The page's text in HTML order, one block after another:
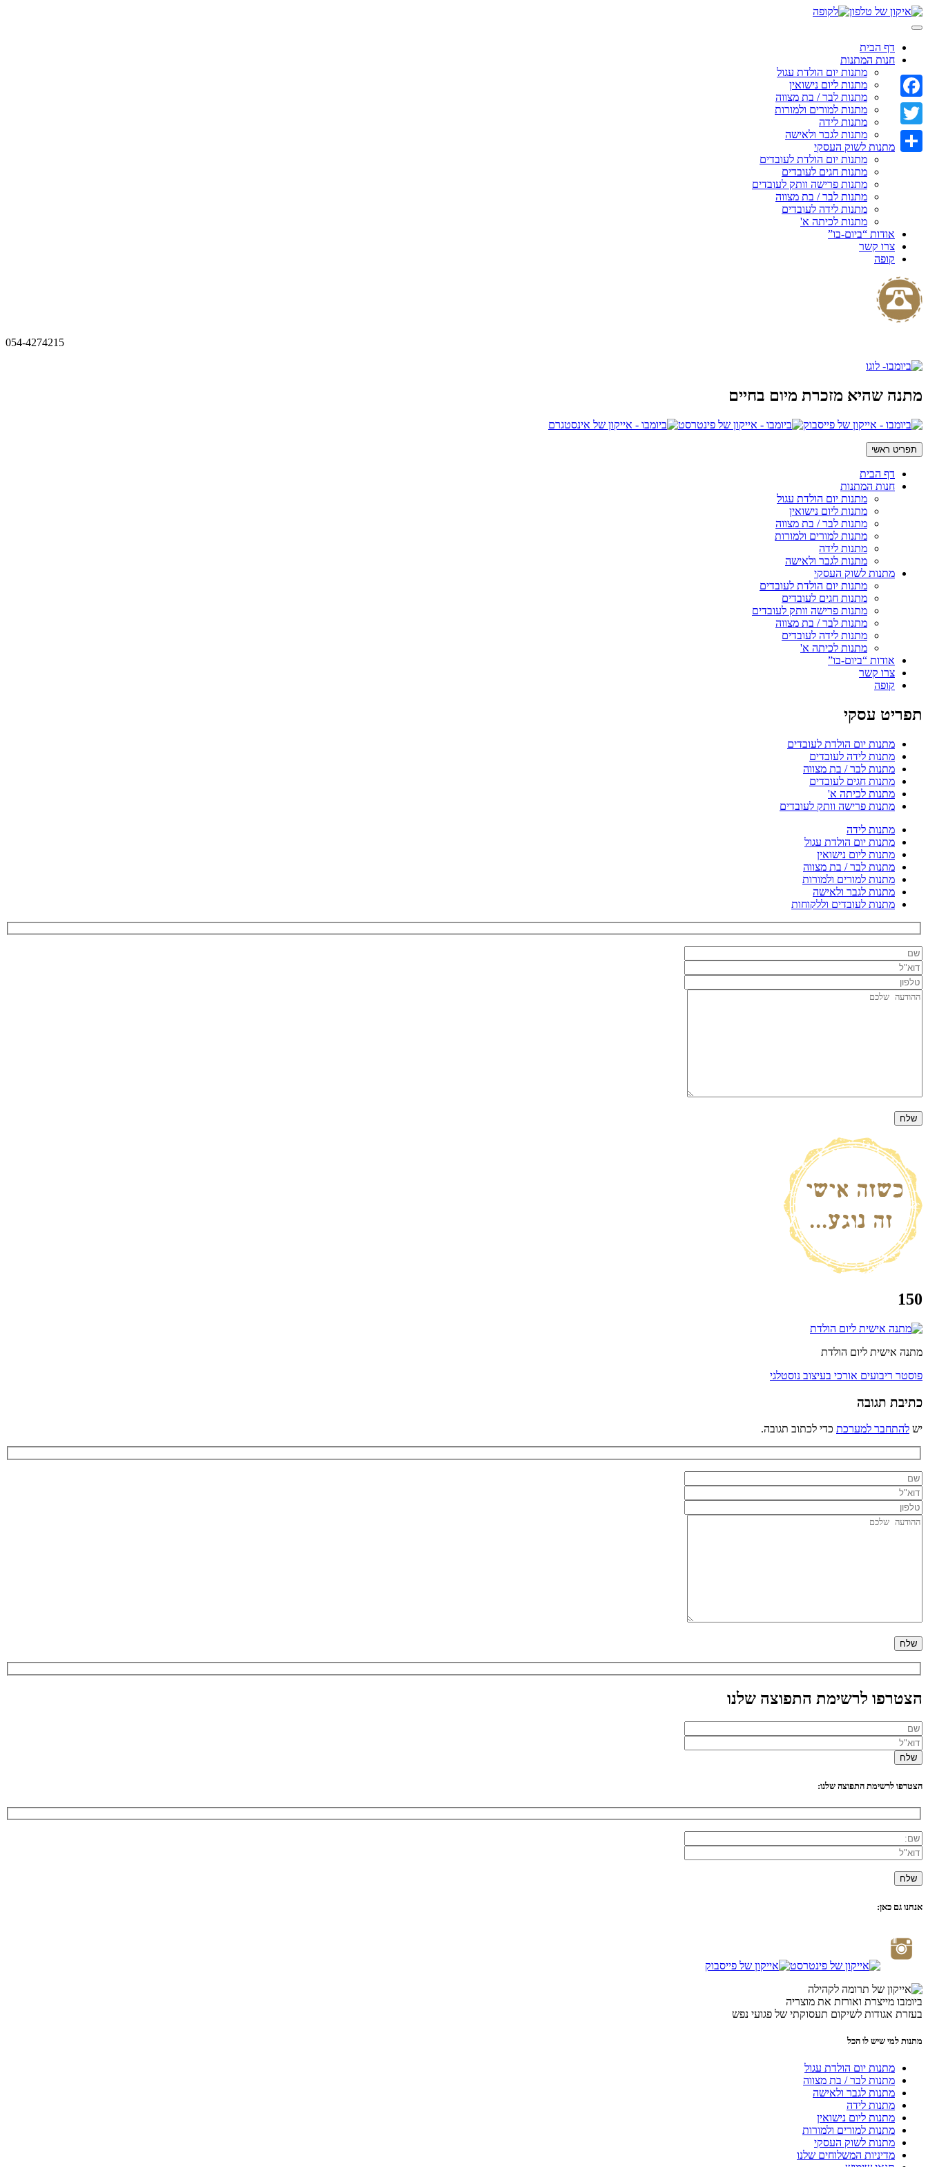
Skip
to
דף הבית
חנות המתנות
מתנות יום הולדת עגול
מתנות ליום נישואין
מתנות לבר / בת מצווה
מתנות למורים ולמורות
מתנות לידה
מתנות לגבר ולאישה
מתנות לשוק העסקי
מתנות יום הולדת לעובדים
מתנות חגים לעובדים
מתנות פרישה וותק לעובדים
מתנות לבר / בת מצווה
מתנות לידה לעובדים
מתנות לכיתה א'
אודות “ביום-בו”
צרו קשר
קופה
054-4274215
מתנה שהיא מזכרת מיום בחיים
תפריט ראשי
דף הבית
חנות המתנות
מתנות יום הולדת עגול
מתנות ליום נישואין
מתנות לבר / בת מצווה
מתנות למורים ולמורות
מתנות לידה
מתנות לגבר ולאישה
מתנות לשוק העסקי
מתנות יום הולדת לעובדים
מתנות חגים לעובדים
מתנות פרישה וותק לעובדים
מתנות לבר / בת מצווה
מתנות לידה לעובדים
מתנות לכיתה א'
אודות “ביום-בו”
צרו קשר
קופה
תפריט עסקי
מתנות יום הולדת לעובדים
מתנות לידה לעובדים
מתנות לבר / בת מצווה
מתנות חגים לעובדים
מתנות לכיתה א'
מתנות פרישה וותק לעובדים
מתנות לידה
מתנות יום הולדת עגול
מתנות ליום נישואין
מתנות לבר / בת מצווה
מתנות למורים ולמורות
מתנות לגבר ולאישה
מתנות לעובדים וללקוחות
150
מתנה אישית ליום הולדת
ניווט
פוסטר ריבועים אורכי בעיצוב נוסטלגי
כתיבת תגובה
יש להתחבר למערכת כדי לכתוב תגובה.
הצטרפו לרשימת התפוצה שלנו
הצטרפו לרשימת התפוצה שלנו:
אנחנו גם כאן:
ביומבו מייצרת ואורזת את מוצריה
בעזרת אגודות לשיקום תעסוקתי של פגועי נפש
מתנות למי שיש לו הכל
מתנות יום הולדת עגול
מתנות לבר / בת מצווה
מתנות לגבר ולאישה
מתנות לידה
מתנות ליום נישואין
מתנות למורים ולמורות
מתנות לשוק העסקי
מדיניות המשלוחים שלנו
Facebook
Twitter